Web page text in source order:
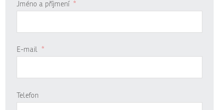
Jméno a příjmení *
E-mail *
Telefon